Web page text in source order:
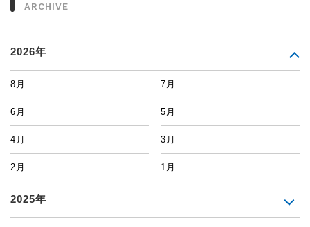
ARCHIVE
2026年
8月 7月
6月 5月
4月 3月
2月 1月
2025年